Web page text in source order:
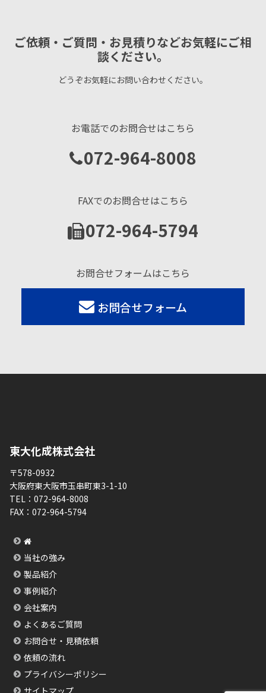
ご依頼・ご質問・お見積りなどお気軽にご相
談ください。
どうぞお気軽にお問い合わせください。
お電話でのお問合せはこちら
072-964-8008
FAXでのお問合せはこちら
072-964-5794
お問合せフォームはこちら
お問合せフォーム
東大化成株式会社
〒578-0932
大阪府東大阪市玉串町東3-1-10
TEL： 072-964-8008
FAX： 072-964-5794
当社の強み
製品紹介
事例紹介
会社案内
よくあるご質問
お問合せ・見積依頼
依頼の流れ
プライバシーポリシー
サイトマップ